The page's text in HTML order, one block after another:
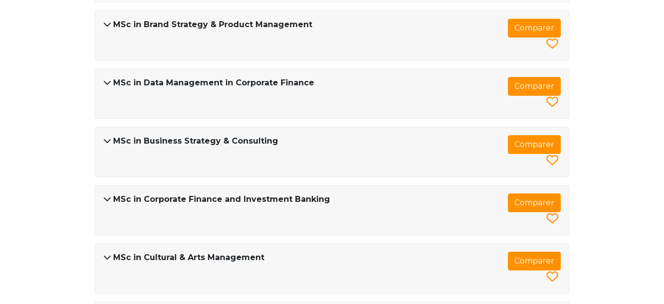
MSc in Brand Strategy & Product Management Comparer
MSc in Data Management in Corporate Finance Comparer
MSc in Business Strategy & Consulting Comparer
MSc in Corporate Finance and Investment Banking Comparer
MSc in Cultural & Arts Management Comparer